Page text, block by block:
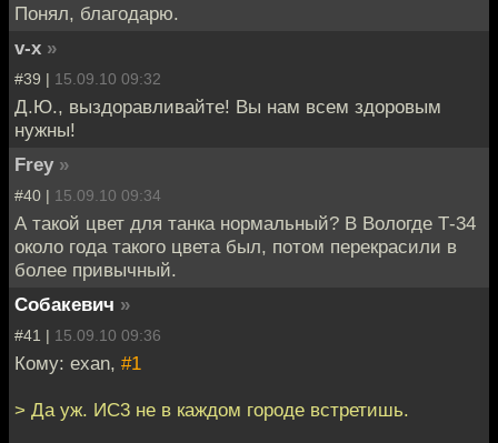
Понял, благодарю.
v-x »
#39 | 15.09.10 09:32
Д.Ю., выздоравливайте! Вы нам всем здоровым
нужны!
Frey »
#40 | 15.09.10 09:34
А такой цвет для танка нормальный? В Вологде Т-34
около года такого цвета был, потом перекрасили в
более привычный.
Собакевич »
#41 | 15.09.10 09:36
Кому: exan, #1
> Да уж. ИС3 не в каждом городе встретишь.